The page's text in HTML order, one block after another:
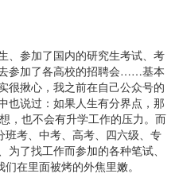
、参加了国内的研究生考试、考
参加了各高校的招聘会……基本
很揪心，我之前在自己公众号的
也说过：如果人生有分界点，那
，也不会有升学工作的压力。而
班考、中考、高考、四六级、专
了找工作而参加的各种笔试、
在里面被烤的外焦里嫩。